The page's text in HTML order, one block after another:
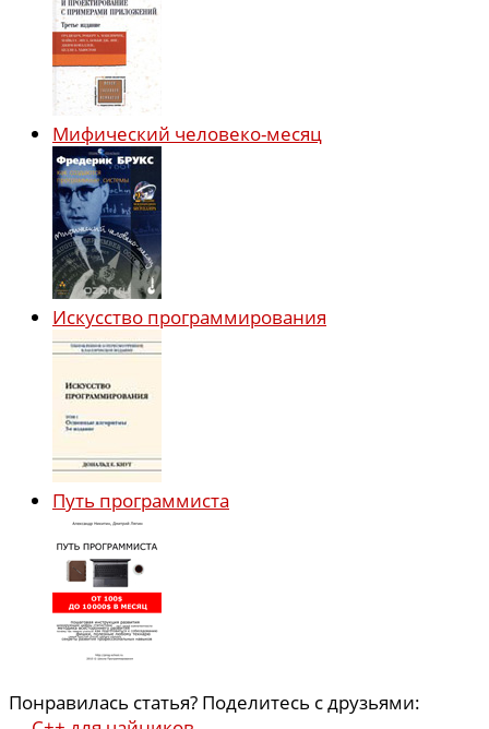
Мифический человеко-месяц
Искусство программирования
Путь программиста
Понравилась статья? Поделитесь с друзьями: